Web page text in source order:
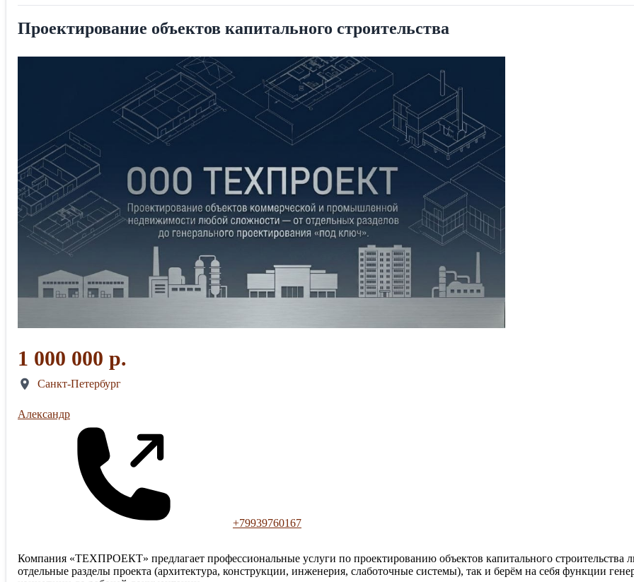
Проектирование объектов капитального строительства
1 000 000 р.
Санкт-Петербург
Александр
+79939760167
Компания «ТЕХПРОЕКТ» предлагает профессиональные услуги по проектированию объектов капитального
отдельные разделы проекта (архитектура, конструкции, инженерия, слаботочные системы), так и берём на себя функции